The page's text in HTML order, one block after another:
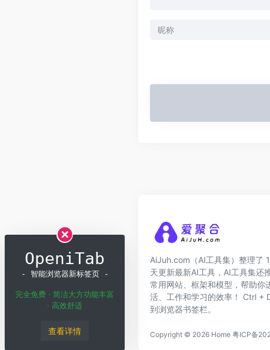
AiJuh.com（AI工具集）整理了
天更新最新AI工具，AI工具集还
常用网站、框架和模型，帮助你
活、工作和学习的效率！ Ctrl +
到浏览器书签栏。
Copyright © 2026 Home 粤ICP备
OpeniTab
- 智能浏览器新标签页 -
完全免费 · 简洁大方功能丰富
· 高效舒适
查看详情